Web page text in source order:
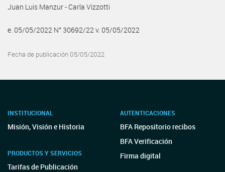
Juan Luis Manzur - Carla Vizzotti
e. 05/05/2022 N° 30692/22 v. 05/05/2022
Fecha de publicación 05/05/2022
INSTITUCIONAL
Misión, Visión e Historia
PRODUCTOS Y SERVICIOS
Tarifas de Publicación
AUTENTICACIONES
BFA Repositorio recibos
BFA Verificación
Firma digital